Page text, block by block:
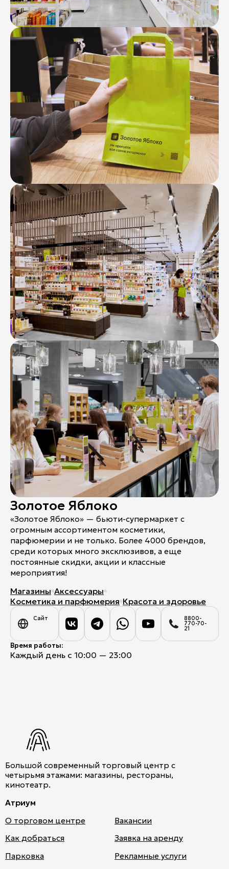
Золотое Яблоко
«Золотое Яблоко» — бьюти-супермаркет с
огромным ассортиментом косметики,
парфюмерии и не только. Более 4000 брендов,
среди которых много эксклюзивов, а еще
постоянные скидки, акции и классные
мероприятия!
Магазины Аксессуары
Косметика и парфюмерия Красота и здоровье
Сайт 8800-
770-70-
21
Время работы:
Каждый день с 10:00 — 23:00
Большой современный торговый центр с
четырьмя этажами: магазины, рестораны,
кинотеатр.
Атриум
О торговом центре
Как добраться
Парковка
Вакансии
Заявка на аренду
Рекламные услуги